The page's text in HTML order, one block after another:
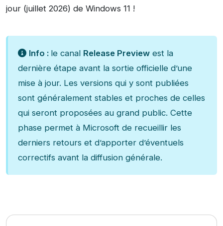
jour (juillet 2026) de Windows 11 !
Info : le canal Release Preview est la
dernière étape avant la sortie officielle d’une
mise à jour. Les versions qui y sont publiées
sont généralement stables et proches de celles
qui seront proposées au grand public. Cette
phase permet à Microsoft de recueillir les
derniers retours et d’apporter d’éventuels
correctifs avant la diffusion générale.